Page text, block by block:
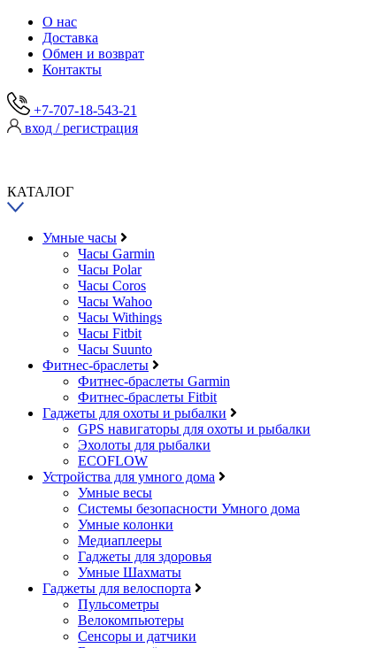
О нас
Доставка
Обмен и возврат
Контакты
+7-707-18-543-21
вход / регистрация
КАТАЛОГ
Умные часы
Часы Garmin
Часы Polar
Часы Coros
Часы Wahoo
Часы Withings
Часы Fitbit
Часы Suunto
Фитнес-браслеты
Фитнес-браслеты Garmin
Фитнес-браслеты Fitbit
Гаджеты для охоты и рыбалки
GPS навигаторы для охоты и рыбалки
Эхолоты для рыбалки
ECOFLOW
Устройства для умного дома
Умные весы
Системы безопасности Умного дома
Умные колонки
Медиаплееры
Гаджеты для здоровья
Умные Шахматы
Гаджеты для велоспорта
Пульсометры
Велокомпьютеры
Сенсоры и датчики